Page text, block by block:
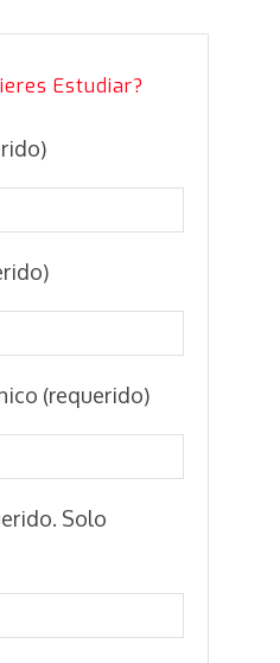
Estudiar?
(requerido)
Solo